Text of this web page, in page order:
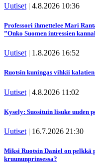
Uutiset | 4.8.2026 10:36
Professori ihmettelee Mari
”Onko Suomen intressien
Uutiset | 1.8.2026 16:52
Ruotsin kuningas vihkii
Uutiset | 4.8.2026 11:02
Kysely: Suosituin lisuke uuden
Uutiset | 16.7.2026 21:30
Miksi Ruotsin Daniel on
kruununprinsessa?